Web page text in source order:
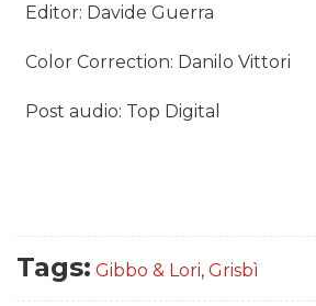
Editor: Davide Guerra
Color Correction: Danilo Vittori
Post audio: Top Digital
Tags: Gibbo & Lori, Grisbì